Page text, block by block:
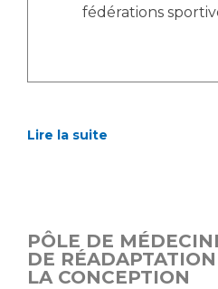
fédérations
Lire la suite
PÔLE DE
DE
LA CONCEPTION